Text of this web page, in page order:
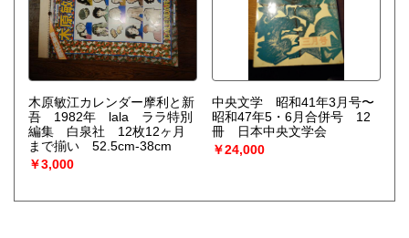
木原敏江カレンダー摩利と新
吾 1982年 lala ララ特別
編集 白泉社 12枚12ヶ月
まで揃い 52.5cm-38cm
￥3,000
中央文学 昭和41年3月号〜
昭和47年5・6月合併号 12
冊 日本中央文学会
￥24,000